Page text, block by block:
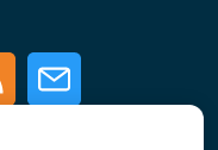
RSS Newsletter